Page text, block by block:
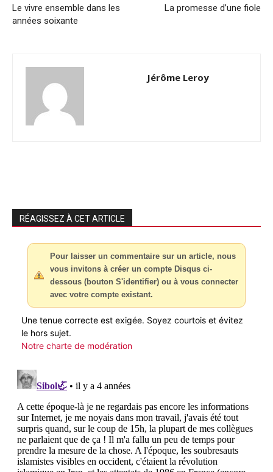
Le vivre ensemble dans les
années soixante
La promesse d’une fiole
Jérôme Leroy
RÉAGISSEZ À CET ARTICLE
Pour laisser un commentaire sur un article, nous
vous invitons à créer un compte Disqus ci-
dessous (bouton S'identifier) ou à vous connecter
avec votre compte existant.
Une tenue correcte est exigée. Soyez courtois et évitez
le hors sujet.
Notre charte de modération